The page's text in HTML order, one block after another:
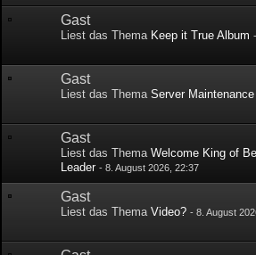
Gast
Liest das Thema Keep it True Album
Gast
Liest das ThemaServer Maintenance
Gast
Liest das ThemaWelcome King of
Leader -8. August 2026, 22:37
Gast
Liest das ThemaVideo? -8. August